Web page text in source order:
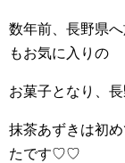
数年前、長野県
もお気に入りの
お菓子となり、
抹茶あずきは初
たです♡♡